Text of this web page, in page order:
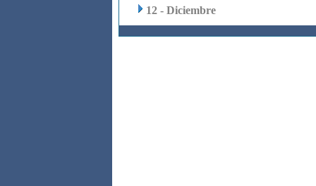
12 - Diciembre